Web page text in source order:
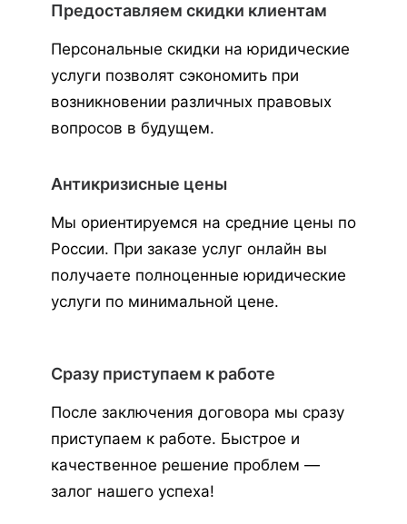
Предоставляем скидки клиентам
Персональные скидки на юридические
услуги позволят сэкономить при
возникновении различных правовых
вопросов в будущем.
Антикризисные цены
Мы ориентируемся на средние цены по
России. При заказе услуг онлайн вы
получаете полноценные юридические
услуги по минимальной цене.
Сразу приступаем к работе
После заключения договора мы сразу
приступаем к работе. Быстрое и
качественное решение проблем —
залог нашего успеха!